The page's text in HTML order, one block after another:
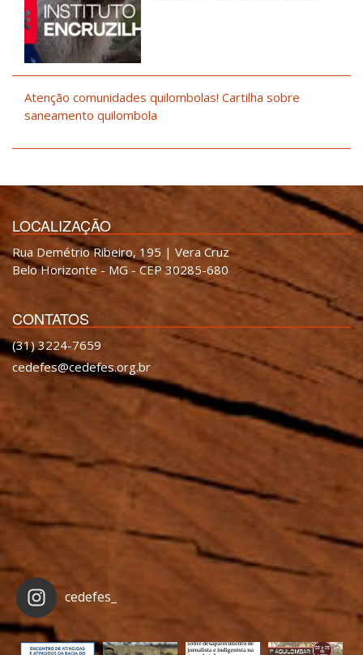
Atenção comunidades quilombolas! Cartilha sobre
saneamento quilombola
LOCALIZAÇÃO
Rua Demétrio Ribeiro, 195 | Vera Cruz
Belo Horizonte - MG - CEP 30285-680
CONTATOS
(31) 3224-7659
cedefes@cedefes.org.br
cedefes_